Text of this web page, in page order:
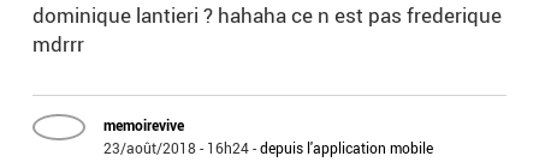
dominique lantieri ? hahaha ce n est pas frederique
mdrrr
memoirevive
23/août/2018 - 16h24-depuis l'application mobile